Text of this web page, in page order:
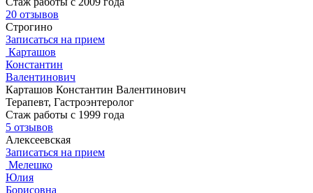
20 отзывов
Строгино
Записаться на прием
Карташов
Константин
Валентинович
Карташов Константин Валентинович
Терапевт, Гастроэнтеролог
Стаж работы с 1999 года
5 отзывов
Алексеевская
Записаться на прием
Мелешко
Юлия
Борисовна